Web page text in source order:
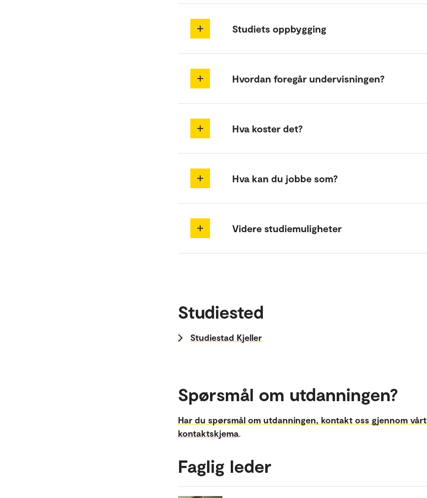
Studiets oppbygging
Hvordan foregår undervisningen?
Hva koster det?
Hva kan du jobbe som?
Videre studiemuligheter
Studiested
Studiestad Kjeller
Spørsmål om utdanningen?
Har du spørsmål om utdanningen, kontakt oss gjennom vårt
kontaktskjema.
Faglig leder